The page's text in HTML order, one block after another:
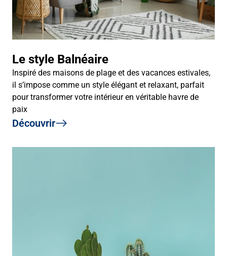
Le style Balnéaire
Inspiré des maisons de plage et des vacances estivales,
il s’impose comme un style élégant et relaxant, parfait
pour transformer votre intérieur en véritable havre de
paix
Découvrir